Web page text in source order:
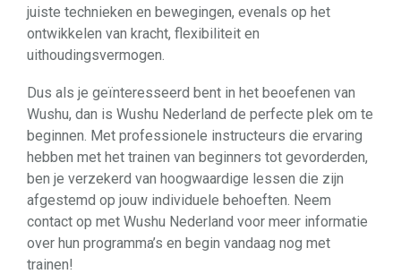
juiste technieken en bewegingen, evenals op het
ontwikkelen van kracht, flexibiliteit en
uithoudingsvermogen.
Dus als je geïnteresseerd bent in het beoefenen van
Wushu, dan is Wushu Nederland de perfecte plek om te
beginnen. Met professionele instructeurs die ervaring
hebben met het trainen van beginners tot gevorderden,
ben je verzekerd van hoogwaardige lessen die zijn
afgestemd op jouw individuele behoeften. Neem
contact op met Wushu Nederland voor meer informatie
over hun programma’s en begin vandaag nog met
trainen!